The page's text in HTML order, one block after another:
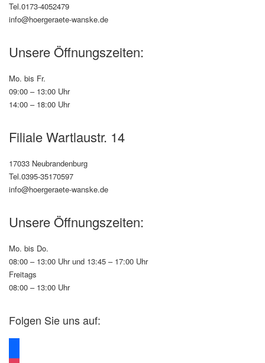
Tel.0173-4052479
info@hoergeraete-wanske.de
Unsere Öffnungszeiten:
Mo. bis Fr.
09:00 – 13:00 Uhr
14:00 – 18:00 Uhr
Filiale Wartlaustr. 14
17033 Neubrandenburg
Tel.0395-35170597
info@hoergeraete-wanske.de
Unsere Öffnungszeiten:
Mo. bis Do.
08:00 – 13:00 Uhr und 13:45 – 17:00 Uhr
Freitags
08:00 – 13:00 Uhr
Folgen Sie uns auf:
facebook